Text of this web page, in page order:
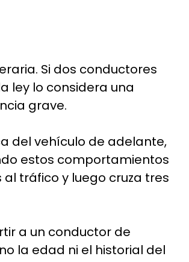
Si dos conductores
ley lo considera una
grave.
del vehículo de adelante,
estos comportamientos
tráfico y luego cruza tres
a un conductor de
la edad ni el historial del